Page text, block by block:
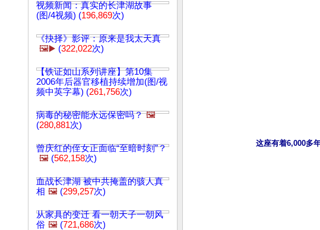
视频新闻：真实的长津湖故事
(图/4视频) (196,869次)
《抉择》影评：原来是我太天真
🖼️▶️ (322,022次)
【铁证如山系列讲座】第10集
2006年后器官移植持续增加(图/视
频中英字幕) (261,756次)
病毒的秘密能永远保密吗？ 🖼️
(280,881次)
曾庆红的侄女正面临“至暗时刻”？
🖼️ (562,158次)
血战长津湖 被中共掩盖的骇人真
相 🖼️ (299,257次)
从家具的变迁 看一朝天子一朝风
俗 🖼️ (721,686次)
这座有着6,000多